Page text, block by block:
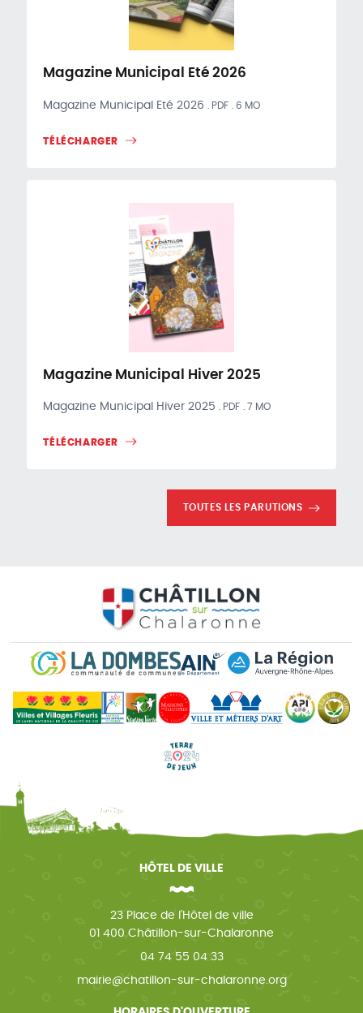
Magazine Municipal Eté 2026
Magazine Municipal Eté 2026 PDF 6 MO
TÉLÉCHARGER
Magazine Municipal Hiver 2025
Magazine Municipal Hiver 2025 PDF 7 MO
TÉLÉCHARGER
TOUTES LES PARUTIONS
HÔTEL DE VILLE
23 Place de l'Hôtel de ville
01 400 Châtillon-sur-Chalaronne
04 74 55 04 33
mairie@chatillon-sur-chalaronne.org